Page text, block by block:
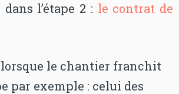
l’étape 2 : le contrat de
lorsque le chantier franchit
par exemple : celui des